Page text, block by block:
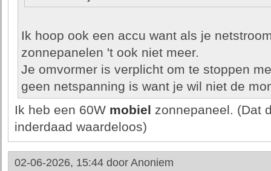
Ik hoop ook een accu want als je
zonnepanelen 't ook niet meer.
Je omvormer is verplicht om te stoppen
geen netspanning is want je wil niet de
Ik heb een 60W mobiel zonnepaneel. (Dat
inderdaad waardeloos)
02-06-2026, 15:44 door Anoniem